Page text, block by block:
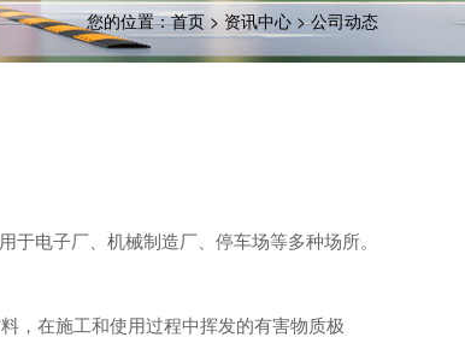
您的位置：首页 > 资讯中心 >公司动态
电子厂、机械制造厂、停车场等多种场所。
，在施工和使用过程中挥发的有害物质极